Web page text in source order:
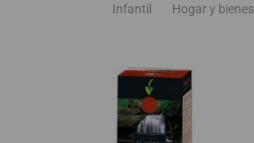
Infantil
Hogar y